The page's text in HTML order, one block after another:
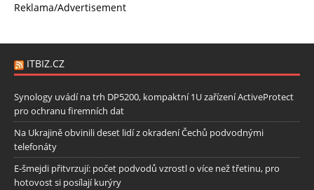
Reklama/Advertisement
ITBIZ.CZ
Synology uvádí na trh DP5200, kompaktní 1U zařízení ActiveProtect
pro ochranu firemních dat
Na Ukrajině obvinili deset lidí z okradení Čechů podvodnými
telefonáty
E-šmejdi přitvrzují: počet podvodů vzrostl o více než třetinu, pro
hotovost si posílají kurýry